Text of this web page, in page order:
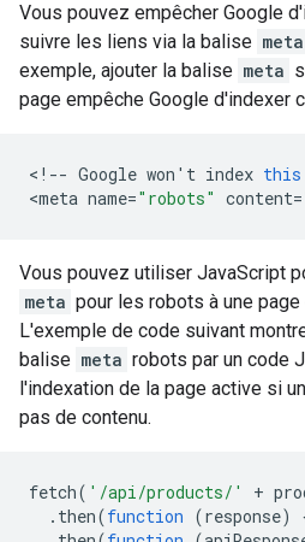
Vous pouvez empêcher Google
suivre les liens via la balise meta
exemple, ajouter la balise meta
page empêche Google d'indexer
< !-- Google won ' t index this
<meta name="robots" content=
Vous pouvez utiliser JavaScript
meta pour les robots à une
L'exemple de code suivant
balise meta robots par un code
l'indexation de la page active si
pas de contenu.
fetch( '/api/products/' +
. then(function (response)